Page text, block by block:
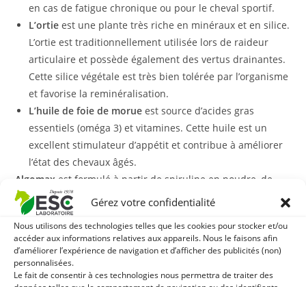
Gérez votre confidentialité
Nous utilisons des technologies telles que les cookies pour stocker et/ou
accéder aux informations relatives aux appareils. Nous le faisons afin
d’améliorer l’expérience de navigation et d’afficher des publicités (non)
personnalisées.
Le fait de consentir à ces technologies nous permettra de traiter des
en cas de fatigue chronique ou pour le cheval sportif.
L’ortieest une plante très riche en minéraux et en silice.
L’ortie est traditionnellement utilisée lors de raideur
articulaire et possède également des vertus drainantes.
Cette silice végétale est très bien tolérée par l’organisme
et favorise la reminéralisation.
L’huile de foie de morue est source d’acides gras
essentiels (oméga 3) et vitamines. Cette huile est un
excellent stimulateur d’appétit et contribue à améliorer
l’état des chevaux âgés.
Algomax est formulé à partir de spiruline en poudre, de
chlorelle et de teinture mère d’ortie qui possède une
teneur élevée en actifs végétaux et sont une bonne
alternative à la plante pure.
La formule liquide de ce complément présente plusieurs
avantages et notamment celui de pouvoir être administré à